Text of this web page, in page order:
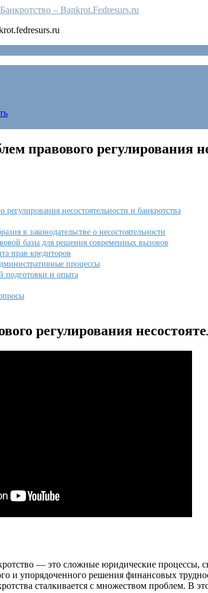
Банкротство – Bankrot.Fedresurs.ru
правового регулирования
несостоятельности и банкротства
в законодательстве о несостоятельности
базы для решения современных вызовов
прав кредиторов
процессы
подготовки и опыта
регулирования
— это сложные юридические
и упорядоченного решения финансовых
сталкивается с множеством проблем. В